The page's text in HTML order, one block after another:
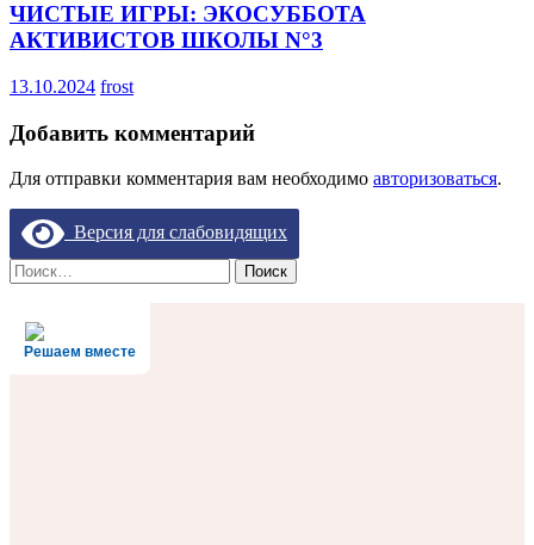
ЧИСТЫЕ ИГРЫ: ЭКОСУББОТА
АКТИВИСТОВ ШКОЛЫ N°3
13.10.2024 frost
Добавить комментарий
Для отправки комментария вам необходимо авторизоваться.
Версия для слабовидящих
Найти:
Решаем вместе